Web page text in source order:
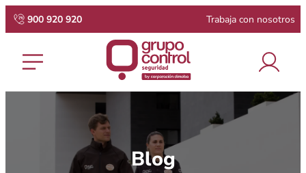
900 920 920 Trabaja con nosotros
Blog